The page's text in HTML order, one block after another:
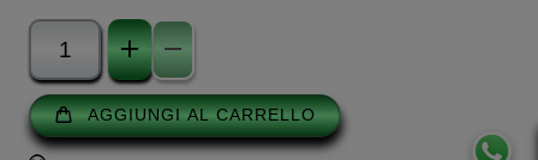
AGGIUNGI AL CARRELLO